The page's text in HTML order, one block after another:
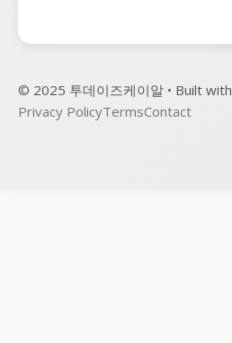
© 2025 투데이즈케이알 • Built with
Privacy PolicyTermsContact